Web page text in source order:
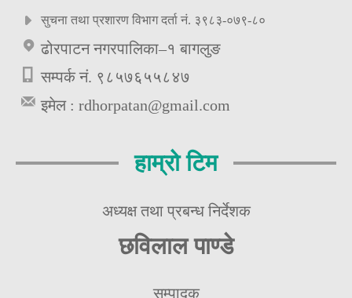
सुचना तथा प्रशारण विभाग दर्ता नं. ३९८३-०७९-८०
ढोरपाटन नगरपालिका–१ बागलुङ
सम्पर्क नं. ९८५७६५५८४७
इमेल : rdhorpatan@gmail.com
हाम्रो टिम
अध्यक्ष तथा प्रबन्ध निर्देशक
छविलाल पाण्डे
सम्पादक